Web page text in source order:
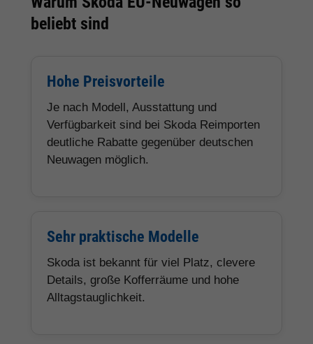
beliebt sind
Hohe Preisvorteile
Je nach Modell, Ausstattung und
Verfügbarkeit sind bei Skoda Reimporten
deutliche Rabatte gegenüber deutschen
Neuwagen möglich.
Sehr praktische Modelle
Skoda ist bekannt für viel Platz, clevere
Details, große Kofferräume und hohe
Alltagstauglichkeit.